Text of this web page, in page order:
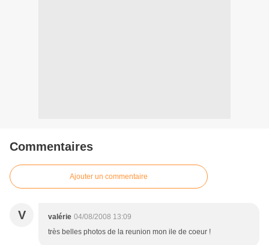
Commentaires
Ajouter un commentaire
V valérie 04/08/2008 13:09
très belles photos de la reunion mon ile de coeur !